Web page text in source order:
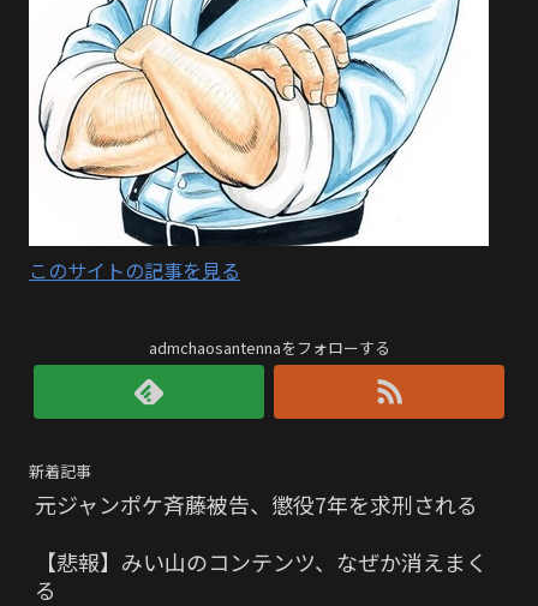
このサイトの記事を見る
admchaosantennaをフォローする
新着記事
元ジャンポケ斉藤被告、懲役7年を求刑される
【悲報】みい山のコンテンツ、なぜか消えまく
る